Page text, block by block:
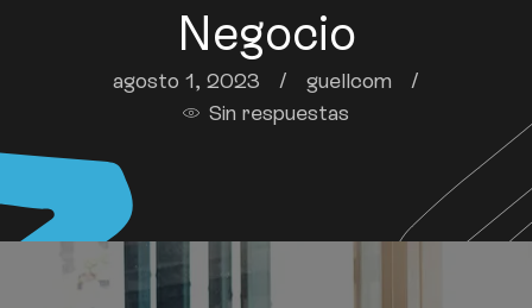
Negocio
agosto 1, 2023 / guellcom
/
Sin respuestas